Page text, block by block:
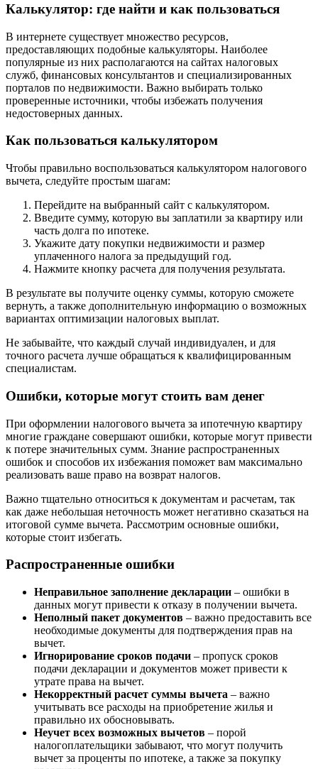
Калькулятор: где найти и как пользоваться
В интернете существует множество ресурсов,
предоставляющих подобные калькуляторы. Наиболее
популярные из них располагаются на сайтах налоговых
служб, финансовых консультантов и специализированных
порталов по недвижимости. Важно выбирать только
проверенные источники, чтобы избежать получения
недостоверных данных.
Как пользоваться калькулятором
Чтобы правильно воспользоваться калькулятором налогового
вычета, следуйте простым шагам:
Перейдите на выбранный сайт с калькулятором.
Введите сумму, которую вы заплатили за квартиру или
часть долга по ипотеке.
Укажите дату покупки недвижимости и размер
уплаченного налога за предыдущий год.
Нажмите кнопку расчета для получения результата.
В результате вы получите оценку суммы, которую сможете
вернуть, а также дополнительную информацию о возможных
вариантах оптимизации налоговых выплат.
Не забывайте, что каждый случай индивидуален, и для
точного расчета лучше обращаться к квалифицированным
специалистам.
Ошибки, которые могут стоить вам денег
При оформлении налогового вычета за ипотечную квартиру
многие граждане совершают ошибки, которые могут привести
к потере значительных сумм. Знание распространенных
ошибок и способов их избежания поможет вам максимально
реализовать ваше право на возврат налогов.
Важно тщательно относиться к документам и расчетам, так
как даже небольшая неточность может негативно сказаться на
итоговой сумме вычета. Рассмотрим основные ошибки,
которые стоит избегать.
Распространенные ошибки
Неправильное заполнение декларации – ошибки в
данных могут привести к отказу в получении вычета.
Неполный пакет документов – важно предоставить все
необходимые документы для подтверждения прав на
вычет.
Игнорирование сроков подачи – пропуск сроков
подачи декларации и документов может привести к
утрате права на вычет.
Некорректный расчет суммы вычета – важно
учитывать все расходы на приобретение жилья и
правильно их обосновывать.
Неучет всех возможных вычетов – порой
налогоплательщики забывают, что могут получить
вычет за проценты по ипотеке, а также за покупку